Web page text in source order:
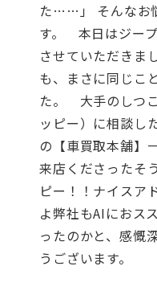
た……」 そんなお
す。
本日はジー
させていただきま
も、まさに同じこ
た。
大手のしつ
ッピー）に相談し
の【車買取本舗】
来店くださったそう
ピー！！ナイス
よ弊社もAIにおス
ったのかと、感慨
うございます。